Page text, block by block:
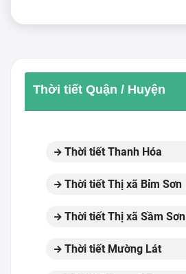
Thời tiết Quận / Huyện
Thời tiết Thanh Hóa
Thời tiết Thị xã Bỉm Sơn
Thời tiết Thị xã Sầm Sơn
Thời tiết Mường Lát